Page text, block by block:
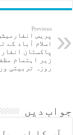
Previous
پریس
اسلام آباد کے
پاکستان
زیر اہتمام
روزہ تربیتی
جواب دیں